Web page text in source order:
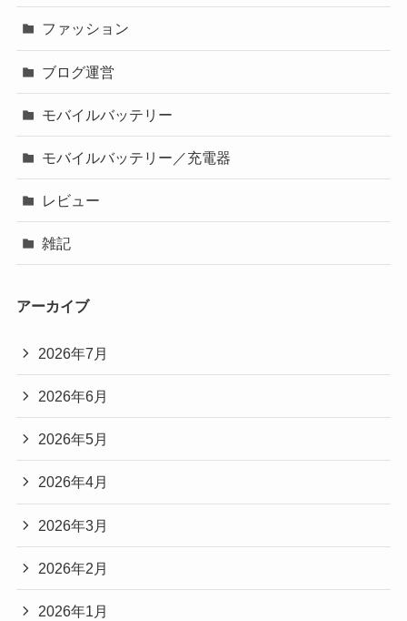
ファッション
ブログ運営
モバイルバッテリー
モバイルバッテリー／充電器
レビュー
雑記
アーカイブ
2026年7月
2026年6月
2026年5月
2026年4月
2026年3月
2026年2月
2026年1月